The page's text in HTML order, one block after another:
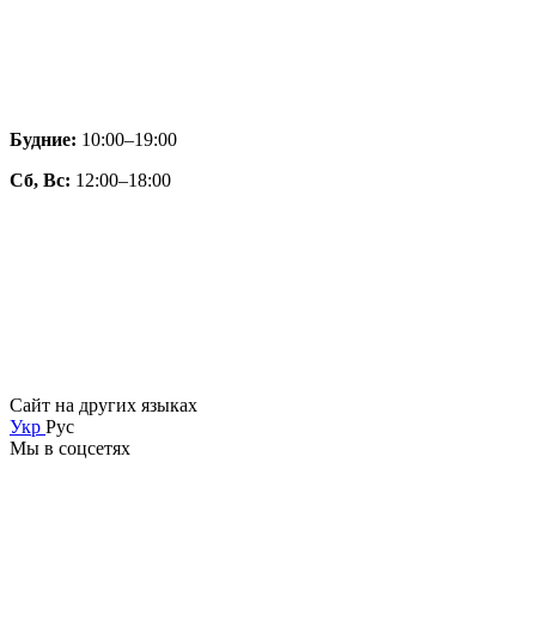
Будние: 10:00–19:00
Сб, Вс: 12:00–18:00
Сайт на других языках
Укр Рус
Мы в соцсетях